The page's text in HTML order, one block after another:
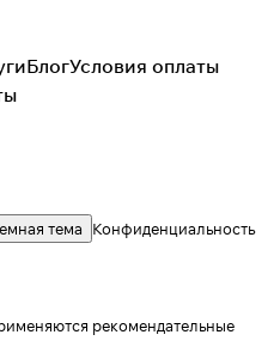
БлогУсловия оплаты
тема Конфиденциальность
рекомендательные